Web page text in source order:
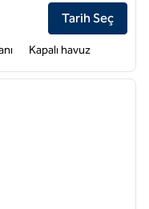
Kanada için otel
Tarih Seç
Kapalı havuz